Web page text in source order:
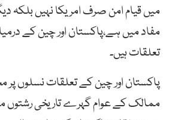
میں قیام امن صرف امریکا نہیں بلکہ
مفاد میں ہے،پاکستان اور چین کے
تعلقات ہیں۔
پاکستان اور چین کے تعلقات نسلوں پر
ممالک کے عوام گہرے تاریخی رشتوں